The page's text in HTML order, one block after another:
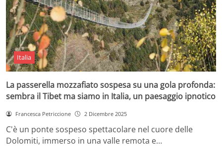
Italia
La passerella mozzafiato sospesa su una gola profonda:
sembra il Tibet ma siamo in Italia, un paesaggio ipnotico
Francesca Petriccione 2 Dicembre 2025
C'è un ponte sospeso spettacolare nel cuore delle
Dolomiti, immerso in una valle remota e…